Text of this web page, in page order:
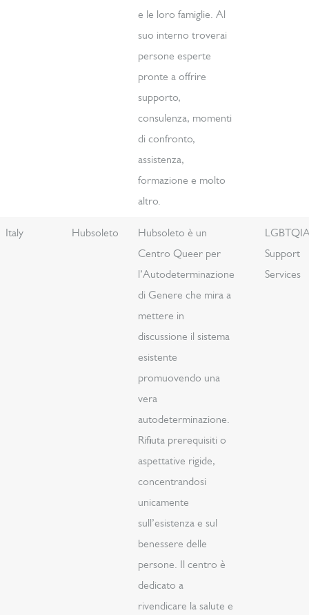
e le loro famiglie. Al
suo interno troverai
persone esperte
pronte a offrire
supporto,
consulenza, momenti
di confronto,
assistenza,
formazione e molto
altro.
Italy Hubsoleto
Hubsoleto è un
Centro Queer per
l’Autodeterminazione
di Genere che mira a
mettere in
discussione il sistema
esistente
promuovendo una
vera
autodeterminazione.
Rifiuta prerequisiti o
aspettative rigide,
concentrandosi
unicamente
sull’esistenza e sul
benessere delle
persone. Il centro è
dedicato a
rivendicare la salute e
Support
Services